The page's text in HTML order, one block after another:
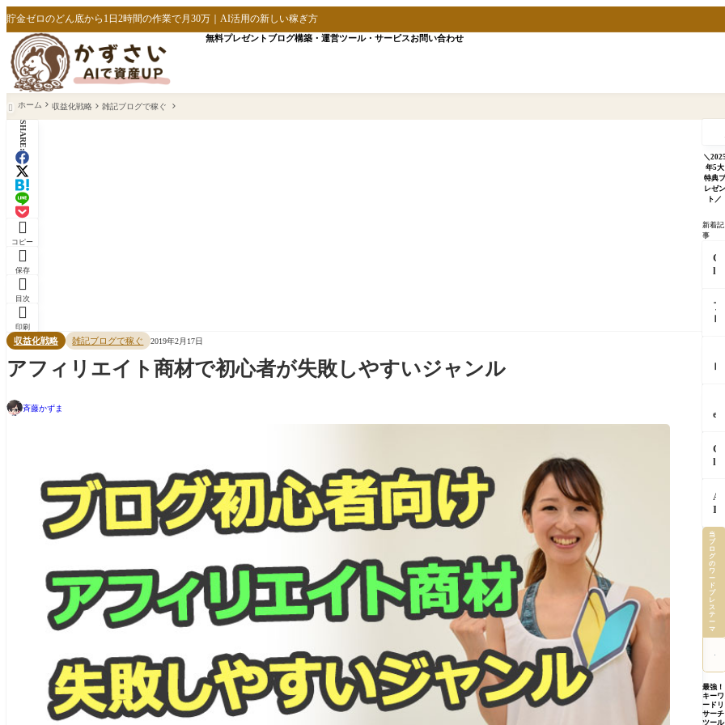
貯金ゼロのどん底から1日2時間の作業で月30万｜AI活用の新しい稼ぎ方
無料プレゼント ブログ構築・運営ツール・サービスお問い合わせ
 ホーム 収益化戦略 雑記ブログで稼ぐ
SHARE:

コピー

保存

目次

印刷
収益化戦略 雑記ブログで稼ぐ 2019年2月17日
アフィリエイト商材で初心者が失敗しやすいジャンル
斉藤かずま
検
索
＼
年5大
特典プ
レゼン
ト／
新着記
事
C
l
d
e
分
で
ッ
て
か
返
す
っ
て
知
っ
て
ま
し
た
公
式
明
か
し
証
ブ
ロ
の
業
を
に
覚
え
さ
せ
た
ら
記
事
作
成
か
ら
画
像
下
書
き
ロ
「
テ
キ
「
ー
ス
「
ー
プ
っ
て
何
A
I
く
伝
わ
e
n
i
p
a
k」
完
全
解
説
特
徴
育
て
で
【
内
提
C
l
d
e
i
n
C
h
r
o
m
e
を
全
に
使
う
た
め
A
I
さ
い
し
ょ
に
や
る
べ
き
１
つ
の
当
ブ
ロ
グ
の
ワ
ー
ド
プ
レ
ス
テ
ー
マ
最強！
キーワ
ードリ
サーチ
ツール